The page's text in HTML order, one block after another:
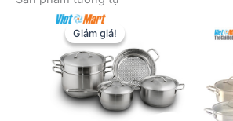
Giảm giá!
Giảm giá!